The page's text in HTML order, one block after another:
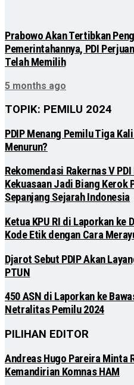
Prabowo Akan Tertibkan
Pemerintahannya, PDI
Telah Memilih
5 months ago
TOPIK: PEMILU 2024
PDIP Menang Pemilu Tiga
Menurun?
Rekomendasi Rakernas V
Kekuasaan Jadi Biang Kerok
Sepanjang Sejarah Indonesia
Ketua KPU RI di Laporkan ke
Kode Etik dengan Cara
Djarot Sebut PDIP Akan
PTUN
450 ASN di Laporkan ke
Netralitas Pemilu 2024
PILIHAN EDITOR
Andreas Hugo Pareira Minta
Kemandirian Komnas HAM